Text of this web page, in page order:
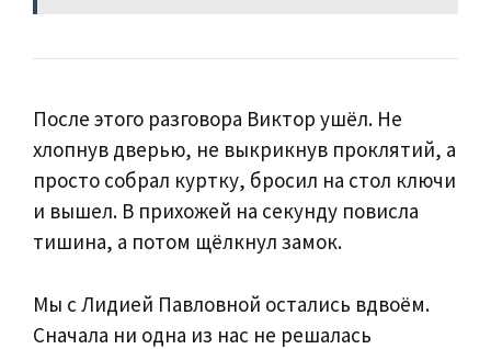
После этого разговора Виктор ушёл. Не
хлопнув дверью, не выкрикнув проклятий, а
просто собрал куртку, бросил на стол ключи
и вышел. В прихожей на секунду повисла
тишина, а потом щёлкнул замок.
Мы с Лидией Павловной остались вдвоём.
Сначала ни одна из нас не решалась